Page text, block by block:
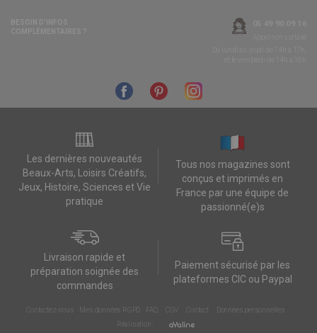
Les dernières nouveautés
Beaux-Arts, Loisirs Créatifs,
Jeux, Histoire, Sciences et Vie
pratique
Tous nos magazines sont
conçus et imprimés en
France par une équipe de
passionné(e)s
Livraison rapide et
préparation soignée des
commandes
Paiement sécurisé par les
plateformes CIC ou Paypal
Contactez-nous Mes données RGPD FAQ CGV Contact
Données personnelles
Réalisation :